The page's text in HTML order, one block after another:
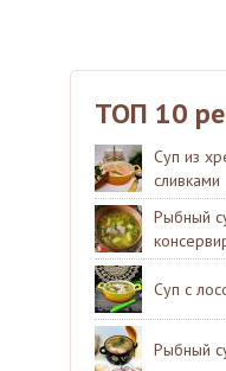
ТОП 10
Суп из
сливками
Рыбный
рисом
Суп с
Рыбный